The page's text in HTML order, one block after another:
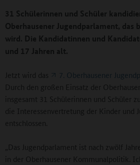
31 Schülerinnen und Schüler
Oberhausener Jugendparlament, das
wird. Die Kandidatinnen und
und 17 Jahren alt.
Jetzt wird das 7. Oberhausener
Durch den großen Einsatz der
insgesamt 31 Schülerinnen und Schüler
die Interessenvertretung der Kinder und
entschlossen.
„Das Jugendparlament ist nach zwölf
in der Oberhausener Kommunalpolitik.